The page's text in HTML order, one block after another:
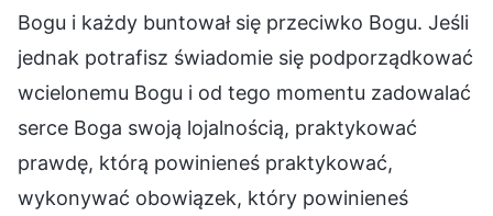
Bogu i każdy buntował się przeciwko Bogu. Jeśli
jednak potrafisz świadomie się podporządkować
wcielonemu Bogu i od tego momentu zadowalać
serce Boga swoją lojalnością, praktykować
prawdę, którą powinieneś praktykować,
wykonywać obowiązek, który powinieneś